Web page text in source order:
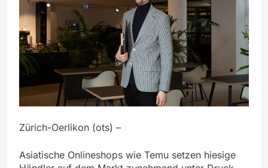
Zürich-Oerlikon (ots) –
Asiatische Onlineshops wie Temu setzen hiesige